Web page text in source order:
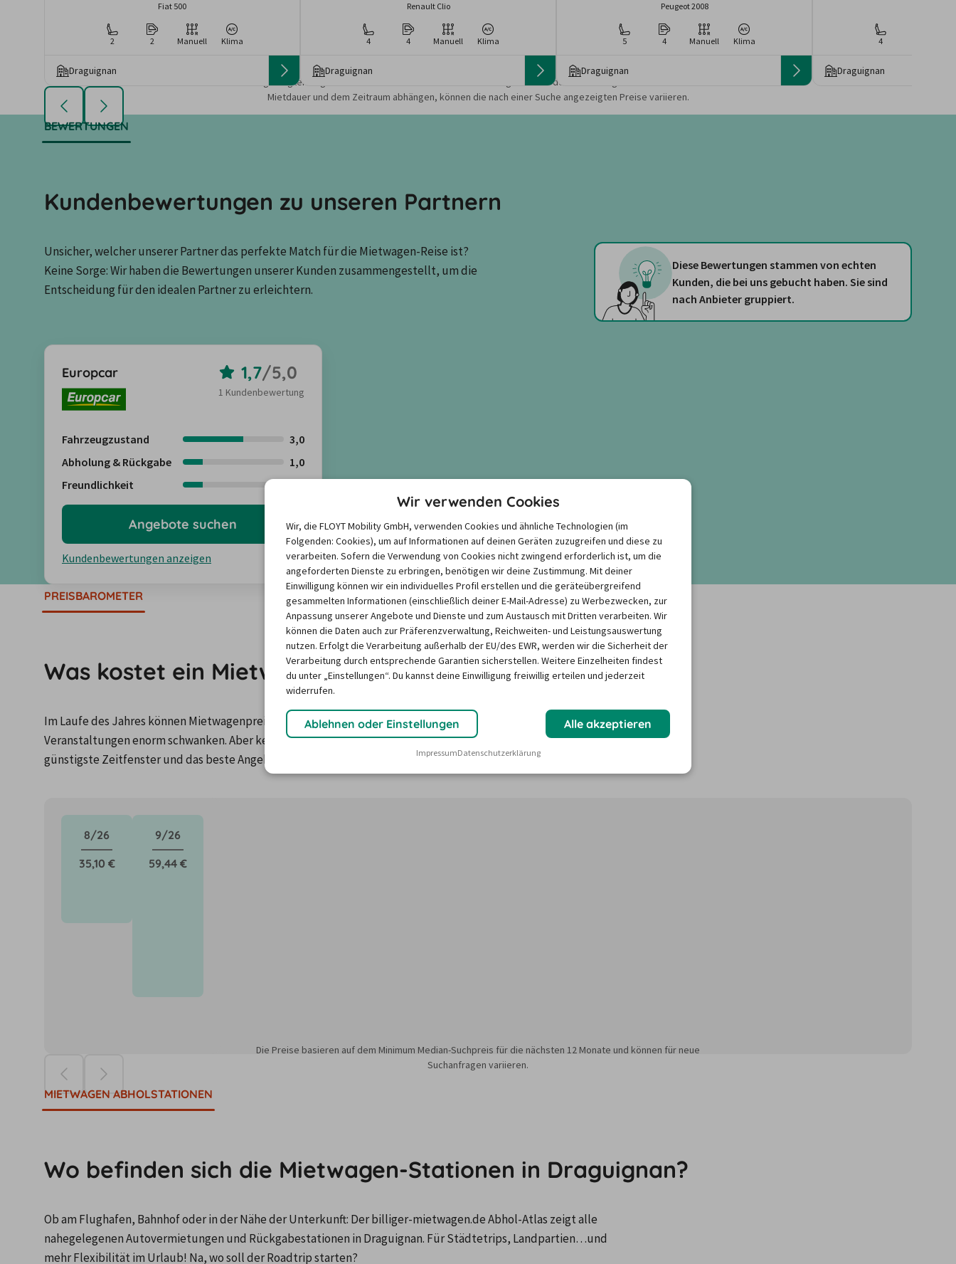
Fiat 500
2 2 Manuell Klima
Draguignan
Renault Clio
4 4 Manuell Klima
Draguignan
Peugeot 2008
5 4 Manuell Klima
Draguignan
4
Draguignan
Die angezeigten Angebote und Preise basieren auf den Suchergebnissen der letzten Tage. Da die Preise von der
Mietdauer und dem Zeitraum abhängen, können die nach einer Suche angezeigten Preise variieren.
BEWERTUNGEN
Kundenbewertungen zu unseren Partnern
Unsicher, welcher unserer Partner das perfekte Match für die Mietwagen-Reise ist?
Keine Sorge: Wir haben die Bewertungen unserer Kunden zusammengestellt, um die
Entscheidung für den idealen Partner zu erleichtern.
Diese Bewertungen stammen von echten
Kunden, die bei uns gebucht haben. Sie sind
nach Anbieter gruppiert.
Europcar 1,7/5,0
1 Kundenbewertung
Fahrzeugzustand
3,0
Abholung & Rückgabe
1,0
Freundlichkeit
Kundenbewertungen anzeigen
Angebote suchen
PREISBAROMETER
Was kostet ein Mietwagen in Draguignan ?
Im Laufe des Jahres können Mietwagenpreise durch Faktoren wie saisonale Nachfrage, Feiertage oder lokale
Veranstaltungen enorm schwanken. Aber keine Panik: Unser Mietwagen-Preisbarometer hilft immer, das
günstigste Zeitfenster und das beste Angebot für den Mietwagen zu finden - versprochen!
8/26
35,10 €
9/26
59,44 €
Die Preise basieren auf dem Minimum Median-Suchpreis für die nächsten 12 Monate und können für neue
Suchanfragen variieren.
MIETWAGEN ABHOLSTATIONEN
Wo befinden sich die Mietwagen-Stationen in Draguignan?
Ob am Flughafen, Bahnhof oder in der Nähe der Unterkunft: Der billiger-mietwagen.de Abhol-Atlas zeigt alle
nahegelegenen Autovermietungen und Rückgabestationen in Draguignan. Für Städtetrips, Landpartien…und
mehr Flexibilität im Urlaub! Na, wo soll der Roadtrip starten?
Wir verwenden Cookies
Wir, die FLOYT Mobility GmbH, verwenden Cookies und ähnliche Technologien (im
Folgenden: Cookies), um auf Informationen auf deinen Geräten zuzugreifen und diese zu
verarbeiten. Sofern die Verwendung von Cookies nicht zwingend erforderlich ist, um die
angeforderten Dienste zu erbringen, benötigen wir deine Zustimmung. Mit deiner
Einwilligung können wir ein individuelles Profil erstellen und die geräteübergreifend
gesammelten Informationen (einschließlich deiner E-Mail-Adresse) zu Werbezwecken, zur
Anpassung unserer Angebote und Dienste und zum Austausch mit Dritten verarbeiten. Wir
können die Daten auch zur Präferenzverwaltung, Reichweiten- und Leistungsauswertung
nutzen. Erfolgt die Verarbeitung außerhalb der EU/des EWR, werden wir die Sicherheit der
Verarbeitung durch entsprechende Garantien sicherstellen. Weitere Einzelheiten findest
du unter „Einstellungen“. Du kannst deine Einwilligung freiwillig erteilen und jederzeit
widerrufen.
Ablehnen oder Einstellungen Alle akzeptieren
ImpressumDatenschutzerklärung